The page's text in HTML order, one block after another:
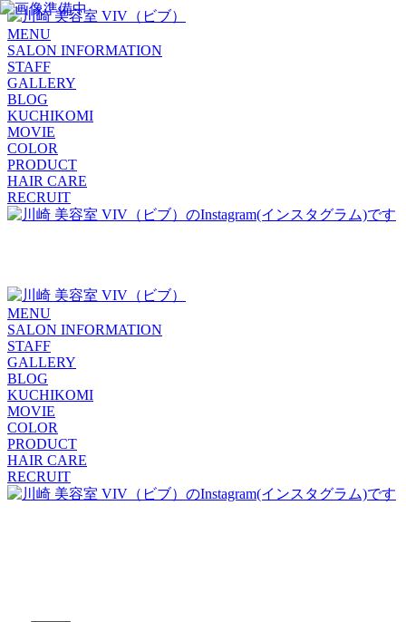
MENU
SALON INFORMATION
STAFF
GALLERY
BLOG
KUCHIKOMI
MOVIE
COLOR
PRODUCT
HAIR CARE
RECRUIT
MENU
SALON INFORMATION
STAFF
GALLERY
BLOG
KUCHIKOMI
MOVIE
COLOR
PRODUCT
HAIR CARE
RECRUIT